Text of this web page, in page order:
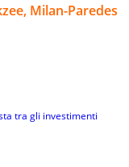
Milan-Paredes
tra gli investimenti